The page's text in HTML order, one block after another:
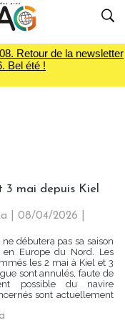
Retour de la newsletter
Bel été !
3 mai depuis Kiel
| 08/04/2026
ne débutera pas sa saison
Europe du Nord. Les
les 2 mai à Kiel et 3
sont annulés, faute de
possible du navire
sont actuellement